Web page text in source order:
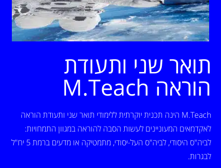
תואר שני ותעודת
הוראה M.Teach
M.Teach הינה תכנית יוקרתית ללימודי תואר שני ותעודת הוראה
לאקדמאים המעוניינים לעשות הסבה להוראה במגוון התמחויות:
לביה"ס היסודי, לביה"ס העל-יסודי, מתמטיקה או מדעים ברמת 5 יח"ל
לבגרות.